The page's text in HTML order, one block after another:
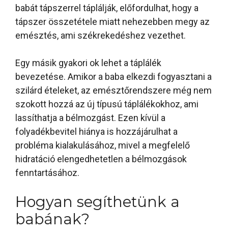
babát tápszerrel táplálják, előfordulhat, hogy a
tápszer összetétele miatt nehezebben megy az
emésztés, ami székrekedéshez vezethet.
Egy másik gyakori ok lehet a táplálék
bevezetése. Amikor a baba elkezdi fogyasztani a
szilárd ételeket, az emésztőrendszere még nem
szokott hozzá az új típusú táplálékokhoz, ami
lassíthatja a bélmozgást. Ezen kívül a
folyadékbevitel hiánya is hozzájárulhat a
probléma kialakulásához, mivel a megfelelő
hidratáció elengedhetetlen a bélmozgások
fenntartásához.
Hogyan segíthetünk a
babának?